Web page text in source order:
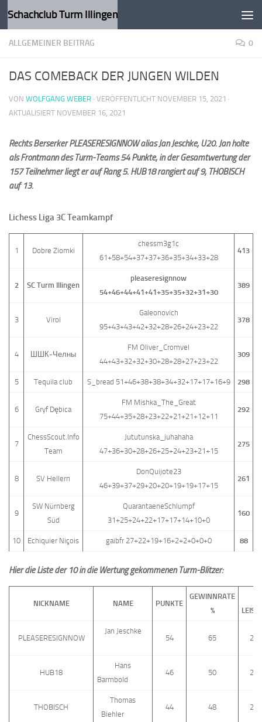
Zum Inhalt springen
Schachclub Turm Illingen
ALLGEMEINER BEITRAG 0
DAS COMEBACK DER JUNGEN WILDEN
VON WOLFGANG WEBER · VERÖFFENTLICHT NOVEMBER 15, 2021 ·
AKTUALISIERT NOVEMBER 16, 2021
Rechts Berserker PLEASERESIGNNOW alias Jan Jeschke, U20. Jan holte
als Frontmann des Turm-Teams 54 Punkte, in der Gesamtwertung der
157 Teilnehmer liegt er auf Rang 5. HUB18 rangiert auf 9, THOBISCH
auf 13.
Lichess Liga 3C Teamkampf
1 Dobre Ziomki
chessm3g1c
61+58+54+37+37+36+35+34+33+28
413
2 SC Turm Illingen
pleaseresignnow
54+46+44+41+41+35+35+32+31+30
389
3 Virol
Galeonovich
95+43+43+42+32+28+26+24+23+22
378
4 ШШК-Челны
FM Oliver_Cromvel
44+43+32+32+30+28+28+27+23+22
309
5 Tequila club S_bread 51+46+38+38+34+32+17+17+16+9 298
6 Gryf Dębica
FM Mishka_The_Great
75+44+35+28+23+22+21+21+12+11
292
7
ChessScout.Info
Team
Jututunska_juhahaha
47+36+30+28+26+25+24+23+21+15
275
8 SV Hellern
DonQuijote23
46+39+37+29+20+20+19+19+17+15
261
9
SW Nürnberg
Süd
QuarantaeneSchlumpf
31+25+24+22+17+17+14+10+0
160
10 Echiquier Niçois gaibfr 27+22+19+16+2+2+0+0+0 88
Hier die Liste der 10 in die Wertung gekommenen Turm-Blitzer:
NICKNAME NAME PUNKTE
GEWINNRATE
%
PLEASERESIGNNOW
Jan Jeschke
54
65
HUB18
Hans
Barmbold
46 50
THOBISCH
Thomas
Biehler
44 48